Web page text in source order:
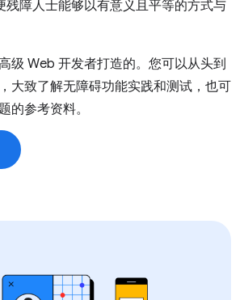
残障人士能够以有意义且平等的方式与
级 Web 开发者打造的。您可以从头到
大致了解无障碍功能实践和测试，也可
的参考资料。